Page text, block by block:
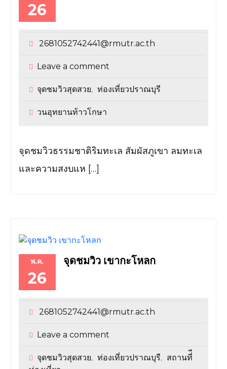
26
2681052742441@rmutr.ac.th
Leave a comment
จุดชมวิวสุดสวย, ท่องเที่ยวปราณบุรี
วนอุทยานท้าวโกษา
จุดชมวิวธรรมชาติริมทะเล สัมผัสภูเขา ลมทะเล
และความสงบแห […]
พ.ค.
26
จุดชมวิว เขากะโหลก
2681052742441@rmutr.ac.th
Leave a comment
จุดชมวิวสุดสวย, ท่องเที่ยวปราณบุรี, สถานที่ี